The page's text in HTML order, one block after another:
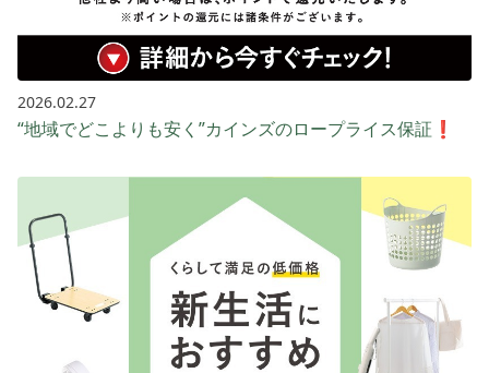
2026.02.27
“地域でどこよりも安く”カインズのロープライス保証❗️